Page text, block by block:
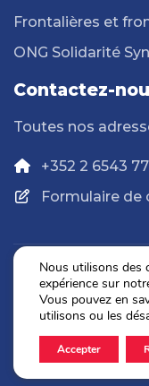
Frontalières et
ONG Solidarité
Contactez-
Toutes nos
+352 2 6543
Formulaire de
2026 ©
Nous utilisons des
expérience sur
Vous pouvez en
utilisons ou les
Accepter